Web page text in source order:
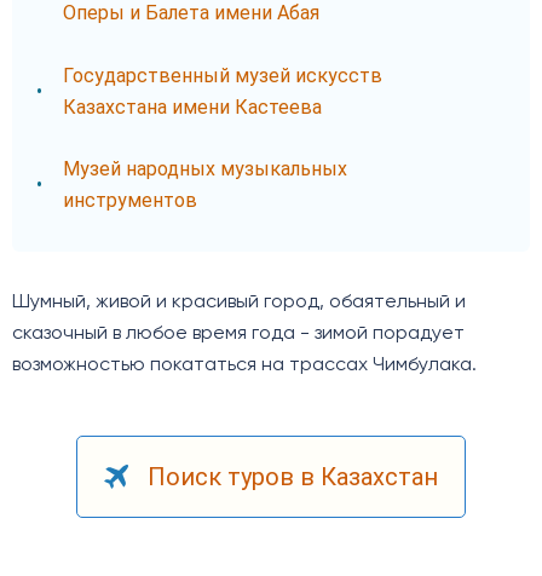
Оперы и Балета имени Абая
Государственный музей искусств
Казахстана имени Кастеева
Музей народных музыкальных
инструментов
Шумный, живой и красивый город, обаятельный и
сказочный в любое время года - зимой порадует
возможностью покататься на трассах Чимбулака.
Поиск туров в Казахстан